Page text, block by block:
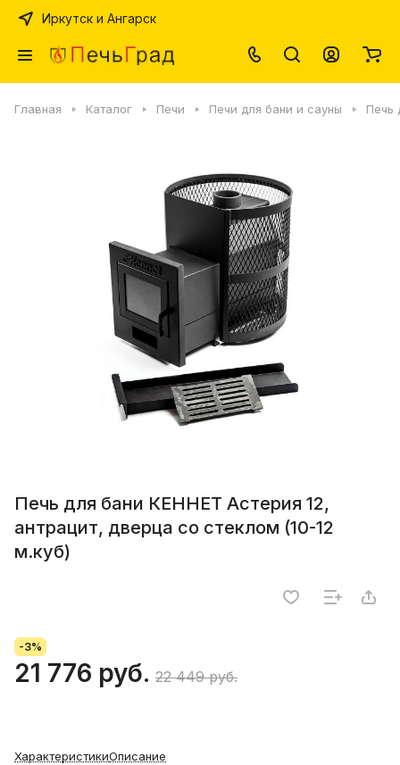
Иркутск и Ангарск
Главная Каталог Печи Печи для бани и сауны Печь
Печь для бани КЕННЕТ Астерия 12,
антрацит, дверца со стеклом (10-12
м.куб)
-3%
21 776 руб. 22 449 руб.
ХарактеристикиОписание